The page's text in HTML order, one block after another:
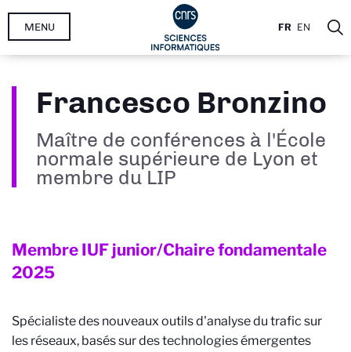
Aller
FR EN
MENU
Francesco Bronzino
Maître de conférences à l'École
normale supérieure de Lyon et
membre du LIP
Membre IUF junior/Chaire fondamentale
2025
Spécialiste des nouveaux outils d'analyse du trafic sur
les réseaux, basés sur des technologies émergentes